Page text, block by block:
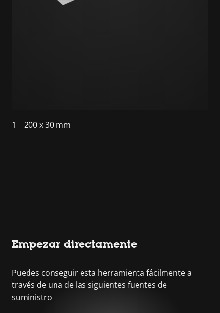
1 200 x 30 mm
Empezar directamente
Puedes conseguir esta herramienta fácilmente a
través de una de las siguientes fuentes de
suministro :